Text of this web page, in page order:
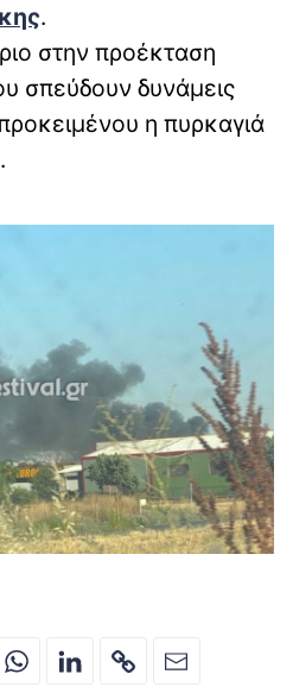
.
στην προέκταση
σπεύδουν δυνάμεις
η πυρκαγιά